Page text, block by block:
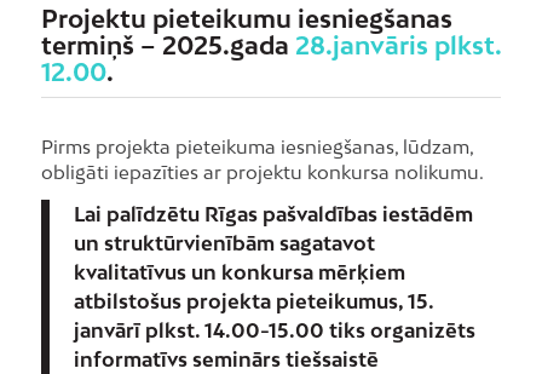
Projektu pieteikumu iesniegšanas
termiņš – 2025.gada 28.janvāris plkst.
12.00.
Pirms projekta pieteikuma iesniegšanas, lūdzam,
obligāti iepazīties ar projektu konkursa nolikumu.
Lai palīdzētu Rīgas pašvaldības iestādēm
un struktūrvienībām sagatavot
kvalitatīvus un konkursa mērķiem
atbilstošus projekta pieteikumus, 15.
janvārī plkst. 14.00-15.00 tiks organizēts
informatīvs seminārs tiešsaistē